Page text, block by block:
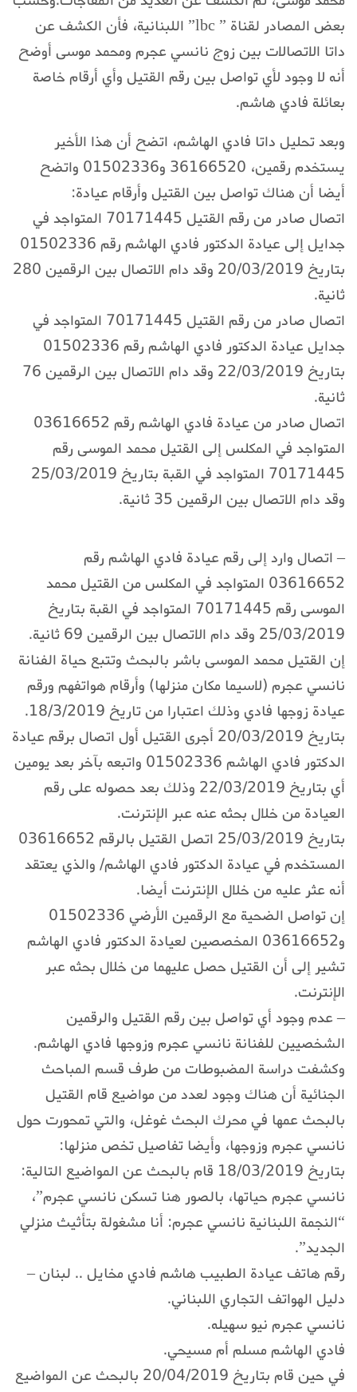
بعض المصادر لقناة ” lbc” اللبنانية، فأن الكشف عن
داتا الاتصالات بين زوج نانسي عجرم ومحمد موسى أوضح
أنه لا وجود لأي تواصل بين رقم القتيل وأي أرقام خاصة
بعائلة فادي هاشم.
وبعد تحليل داتا فادي الهاشم، اتضح أن هذا الأخير
يستخدم رقمين، 36166520 و01502336 واتضح
أيضا أن هناك تواصل بين القتيل وأرقام عيادة:
اتصال صادر من رقم القتيل 70171445 المتواجد في
جدايل إلى عيادة الدكتور فادي الهاشم رقم 01502336
بتاريخ 20/03/2019 وقد دام الاتصال بين الرقمين 280
ثانية.
اتصال صادر من رقم القتيل 70171445 المتواجد في
جدايل عيادة الدكتور فادي الهاشم رقم 01502336
بتاريخ 22/03/2019 وقد دام الاتصال بين الرقمين 76
ثانية.
اتصال صادر من عيادة فادي الهاشم رقم 03616652
المتواجد في المكلس إلى القتيل محمد الموسى رقم
70171445 المتواجد في القبة بتاريخ 25/03/2019
وقد دام الاتصال بين الرقمين 35 ثانية.
– اتصال وارد إلى رقم عيادة فادي الهاشم رقم
03616652 المتواجد في المكلس من القتيل محمد
الموسى رقم 70171445 المتواجد في القبة بتاريخ
25/03/2019 وقد دام الاتصال بين الرقمين 69 ثانية.
إن القتيل محمد الموسى باشر بالبحث وتتبع حياة الفنانة
نانسي عجرم (لاسيما مكان منزلها) وأرقام هواتفهم ورقم
عيادة زوجها فادي وذلك اعتبارا من تاريخ 18/3/2019.
بتاريخ 20/03/2019 أجرى القتيل أول اتصال برقم عيادة
الدكتور فادي الهاشم 01502336 واتبعه بآخر بعد يومين
أي بتاريخ 22/03/2019 وذلك بعد حصوله على رقم
العيادة من خلال بحثه عنه عبر الإنترنت.
بتاريخ 25/03/2019 اتصل القتيل بالرقم 03616652
المستخدم في عيادة الدكتور فادي الهاشم/ والذي يعتقد
أنه عثر عليه من خلال الإنترنت أيضا.
إن تواصل الضحية مع الرقمين الأرضي 01502336
و03616652 المخصصين لعيادة الدكتور فادي الهاشم
تشير إلى أن القتيل حصل عليهما من خلال بحثه عبر
الإنترنت.
– عدم وجود أي تواصل بين رقم القتيل والرقمين
الشخصيين للفنانة نانسي عجرم وزوجها فادي الهاشم.
وكشفت دراسة المضبوطات من طرف قسم المباحث
الجنائية أن هناك وجود لعدد من مواضيع قام القتيل
بالبحث عمها في محرك البحث غوغل، والتي تمحورت حول
نانسي عجرم وزوجها، وأيضا تفاصيل تخص منزلها:
بتاريخ 18/03/2019 قام بالبحث عن المواضيع التالية:
نانسي عجرم حياتها، بالصور هنا تسكن نانسي عجرم”،
“النجمة اللبنانية نانسي عجرم: أنا مشغولة بتأثيث منزلي
الجديد”.
رقم هاتف عيادة الطبيب هاشم فادي مخايل .. لبنان –
دليل الهواتف التجاري اللبناني.
نانسي عجرم نيو سهيله.
فادي الهاشم مسلم أم مسيحي.
في حين قام بتاريخ 20/04/2019 بالبحث عن المواضيع